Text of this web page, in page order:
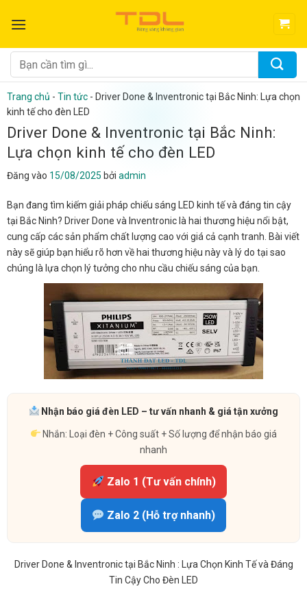
qua
dung
Tìm
kiếm:
Trang chủ - Tin tức - Driver Done & Inventronic tại Bắc Ninh: Lựa chọn
kinh tế cho đèn LED
Driver Done & Inventronic tại Bắc Ninh:
Lựa chọn kinh tế cho đèn LED
Đăng vào 15/08/2025 bởi admin
Bạn đang tìm kiếm giải pháp chiếu sáng LED kinh tế và đáng tin cậy
tại Bắc Ninh? Driver Done và Inventronic là hai thương hiệu nổi bật,
cung cấp các sản phẩm chất lượng cao với giá cả cạnh tranh. Bài viết
này sẽ giúp bạn hiểu rõ hơn về hai thương hiệu này và lý do tại sao
chúng là lựa chọn lý tưởng cho nhu cầu chiếu sáng của bạn.
Nhận báo giá đèn LED – tư vấn nhanh & giá tận xưởng
Nhắn: Loại đèn + Công suất + Số lượng để nhận báo giá
nhanh
Zalo 1 (Tư vấn chính)
Zalo 2 (Hỗ trợ nhanh)
Driver Done & Inventronic tại Bắc Ninh : Lựa Chọn Kinh Tế và Đáng
Tin Cậy Cho Đèn LED